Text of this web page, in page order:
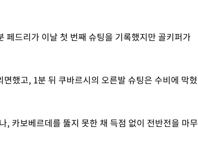
페드리가 이날 첫 번째 슈팅을 기록했지만 골키퍼가
했고, 1분 뒤 쿠바르시의 오른발 슈팅은 수비에 막혔
, 카보베르데를 뚫지 못한 채 득점 없이 전반전을 마무